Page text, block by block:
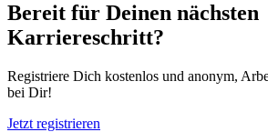
Bereit für Deinen nächsten
Karriereschritt?
Registriere Dich kostenlos und anonym,
bei Dir!
Jetzt registrieren